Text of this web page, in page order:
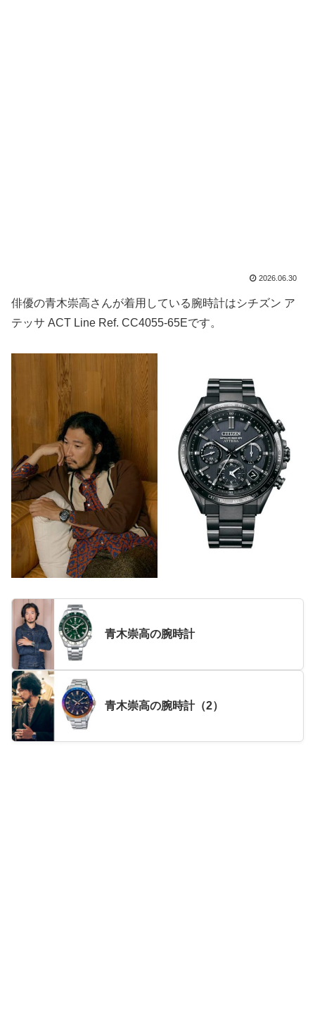
2026.06.30
俳優の青木崇高さんが着用している腕時計はシチズン ア
テッサ ACT Line Ref. CC4055-65Eです。
青木崇高の腕時計
青木崇高の腕時計（2）